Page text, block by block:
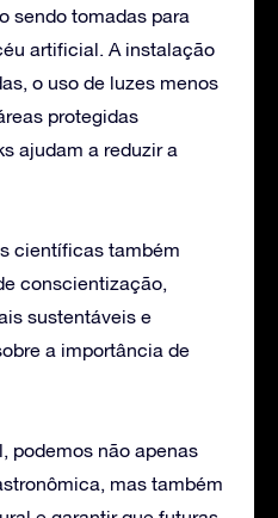
sendo tomadas para
artificial. A instalação
o uso de luzes menos
protegidas
ajudam a reduzir a
científicas também
conscientização,
sustentáveis e
a importância de
podemos não apenas
mas também